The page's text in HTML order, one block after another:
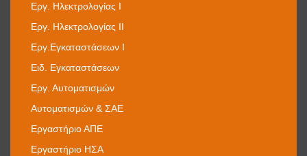
Εργ. Ηλεκτρολογίας I
Εργ. Ηλεκτρολογίας II
Εργ.Εγκαταστάσεων Ι
Ειδ. Εγκαταστάσεων
Εργ. Αυτοματισμών
Αυτοματισμών & ΣΑΕ
Εργαστήριο ΑΠΕ
Εργαστήριο ΗΣΑ